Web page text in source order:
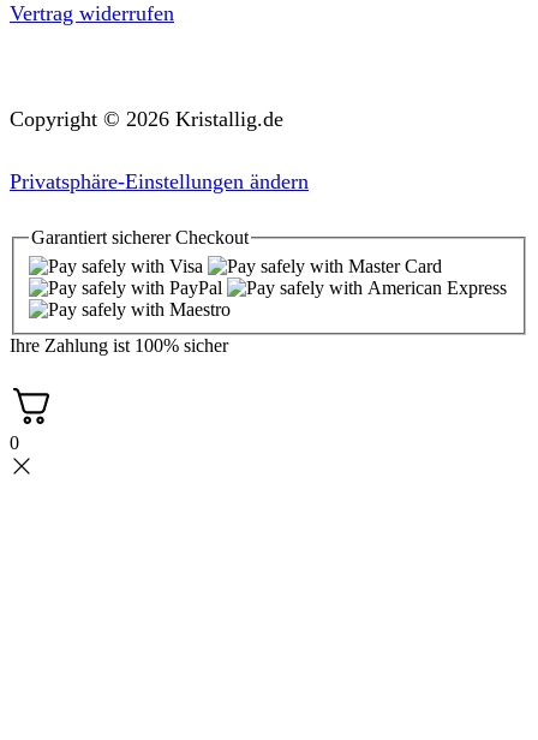
Vertrag widerrufen
Copyright © 2026 Kristallig.de
Privatsphäre-Einstellungen ändern
Garantiert sichererCheckout
Ihre Zahlung ist 100% sicher
0